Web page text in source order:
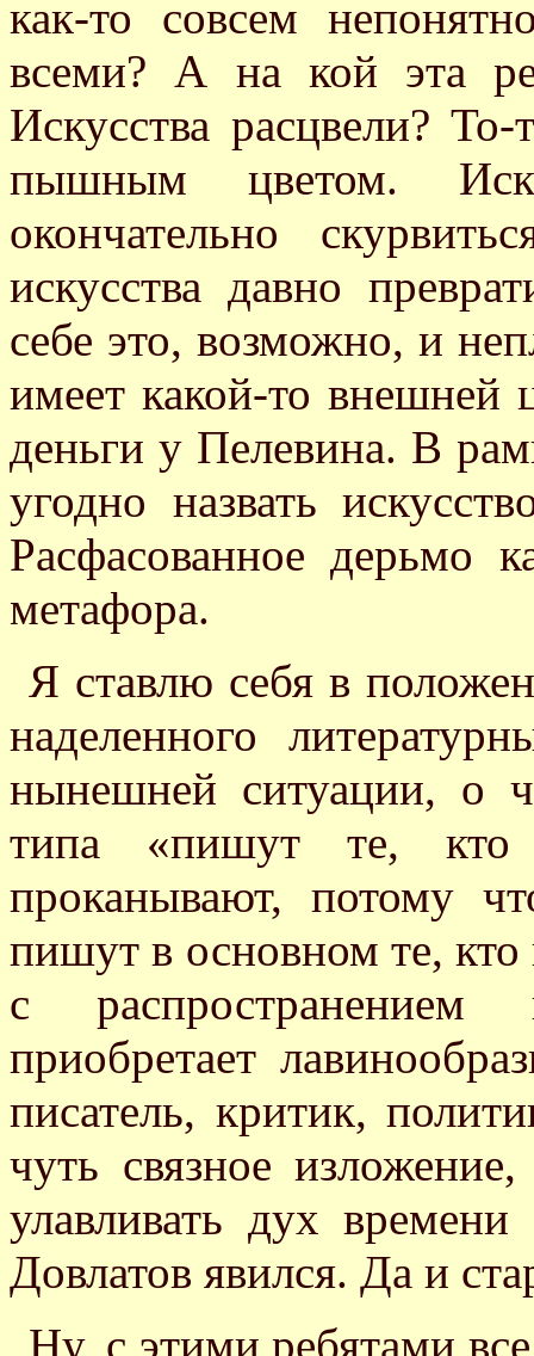
как-то совсем
всеми? А на кой эта
Искусства расцвели?
пышным цветом.
окончательно
искусства давно
себе это, возможно, и
имеет какой-то внешней
деньги у Пелевина. В
угодно назвать
Расфасованное дерьмо
метафора.
Я ставлю себя в
наделенного
нынешней ситуации, о
типа «пишут те,
проканывают, потому
пишут в основном те,
с распространением
приобретает
писатель, критик,
чуть связное
улавливать дух
Довлатов явился. Да и
Ну, с этими ребятами